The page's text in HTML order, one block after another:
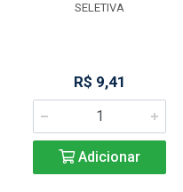
SELETIVA
R$ 9,41
Adicionar